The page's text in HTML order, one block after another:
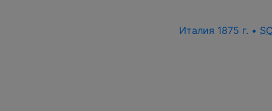
Италия 1875 г. •